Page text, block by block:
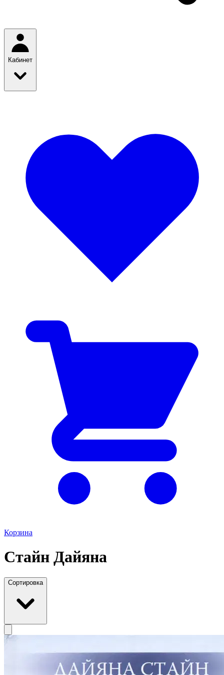
Кабинет
Корзина
Стайн Дайяна
Сортировка